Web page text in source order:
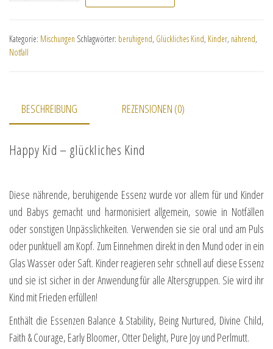
Kategorie: Mischungen Schlagwörter: beruhigend, Glückliches Kind, Kinder, nährend,
Notfall
BESCHREIBUNG REZENSIONEN (0)
Happy Kid – glückliches Kind
Diese nährende, beruhigende Essenz wurde vor allem für und Kinder
und Babys gemacht und harmonisiert allgemein, sowie in Notfällen
oder sonstigen Unpässlichkeiten. Verwenden sie sie oral und am Puls
oder punktuell am Kopf. Zum Einnehmen direkt in den Mund oder in ein
Glas Wasser oder Saft. Kinder reagieren sehr schnell auf diese Essenz
und sie ist sicher in der Anwendung für alle Altersgruppen. Sie wird ihr
Kind mit Frieden erfüllen!
Enthält die Essenzen Balance & Stability, Being Nurtured, Divine Child,
Faith & Courage, Early Bloomer, Otter Delight, Pure Joy und Perlmutt.